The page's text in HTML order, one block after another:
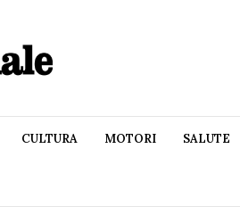
CULTURA MOTORI SALUTE